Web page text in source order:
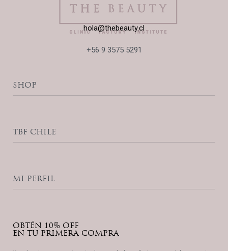
hola@thebeauty.cl
+56 9 3575 5291
SHOP
Productos Home Care
Ribeskin Pro
TBF CHILE
Contacto
Política de Privacidad
MI PERFIL
Lista de Deseos
Seguimiento de Compras
OBTÉN 10% OFF
EN TU PRIMERA COMPRA